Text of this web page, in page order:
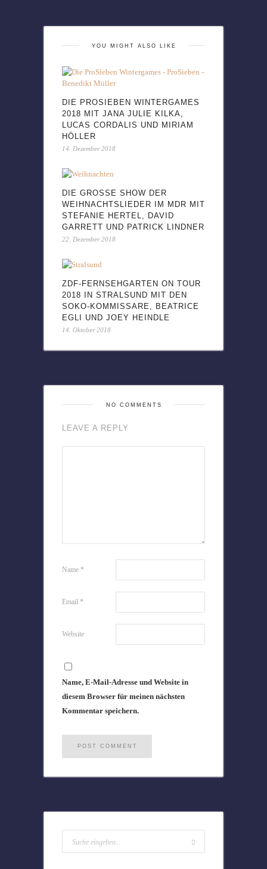
YOU MIGHT ALSO LIKE
DIE PROSIEBEN WINTERGAMES
2018 MIT JANA JULIE KILKA,
LUCAS CORDALIS UND MIRIAM
HÖLLER
14. Dezember 2018
DIE GROSSE SHOW DER W
EIHNACHTSLIEDER IM MDR MIT S
TEFANIE HERTEL, DAVID G
ARRETT UND PATRICK LINDNER
22. Dezember 2018
ZDF-FERNSEHGARTEN ON TOUR
2018 IN STRALSUND MIT DEN
SOKO-KOMMISSARE, BEATRICE
EGLI UND JOEY HEINDLE
14. Oktober 2018
NO COMMENTS
LEAVE A REPLY
Name *
Email *
Website
Name, E-Mail-Adresse und Website in
diesem Browser für meinen nächsten
Kommentar speichern.